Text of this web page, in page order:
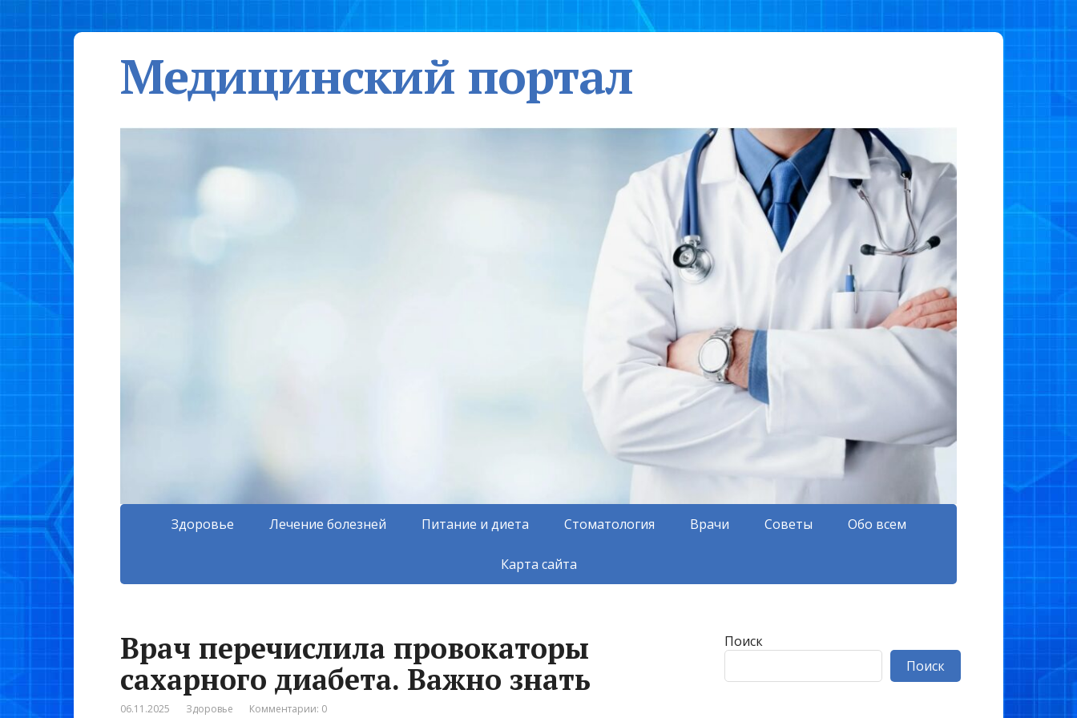
Медицинский портал
Здоровье Лечение болезней Питание и диета Стоматология Врачи Советы Обо всем
Карта сайта
Врач перечислила провокаторы
сахарного диабета. Важно знать
06.11.2025 Здоровье Комментарии: 0
Поиск
Поиск